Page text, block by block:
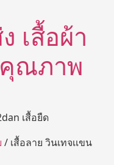
เสื้อผ้า
ณภาพ
เสื้อยืด
/ เสื้อลาย วินเทจเเขน